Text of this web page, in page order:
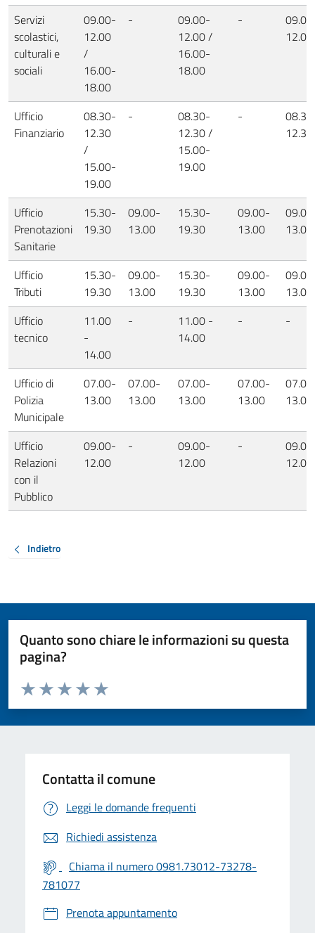
Servizi
scolastici,
culturali e
sociali
09.00-
12.00
/
16.00-
18.00
-
09.00-
12.00 /
16.00-
18.00
-
12.00
Ufficio
Finanziario
08.30-
12.30
/
15.00-
19.00
-
08.30-
12.30 /
15.00-
19.00
-
12.30
Ufficio
Prenotazioni
Sanitarie
15.30-
19.30
09.00-
13.00
15.30-
19.30
09.00-
13.00
13.00
Ufficio
Tributi
15.30-
19.30
09.00-
13.00
15.30-
19.30
09.00-
13.00
13.00
Ufficio
tecnico
11.00
-
14.00
-
11.00 -
14.00
- -
Ufficio di
Polizia
Municipale
07.00-
13.00
07.00-
13.00
07.00-
13.00
07.00-
13.00
13.00
Ufficio
Relazioni
con il
Pubblico
09.00-
12.00
-
09.00-
12.00
-
12.00
Indietro
Quanto sono chiare le informazioni su questa
pagina?
Valuta da 1 a 5 stelle la pagina
Valuta 5 stelle su 5
Valuta 4 stelle su 5
Valuta 3 stelle su 5
Valuta 2 stelle su 5
Valuta 1 stelle su 5
Contatta il comune
Leggi le domande frequenti
Richiedi assistenza
Chiama il numero 0981.73012-73278-
781077
Prenota appuntamento